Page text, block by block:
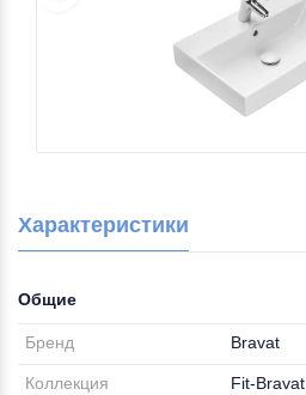
Характеристики
Общие
Бренд Bravat
Коллекция Fit-Bravat